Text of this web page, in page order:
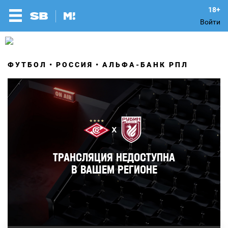
Войти
ФУТБОЛ РОССИЯ АЛЬФА-БАНК РПЛ